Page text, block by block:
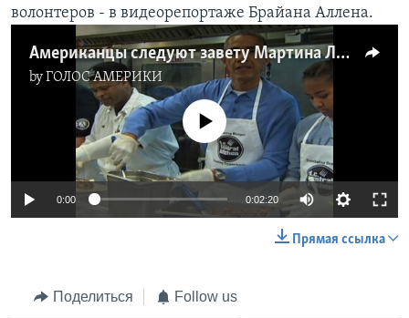
Языки
волонтеров - в видеорепортаже Брайана Аллена.
Американцы следуют завету Мартина Лютера Кинга
byГОЛОС АМЕРИКИ
No media source currently available
0:00 0:02:20
Прямая ссылка
Поделиться Follow us